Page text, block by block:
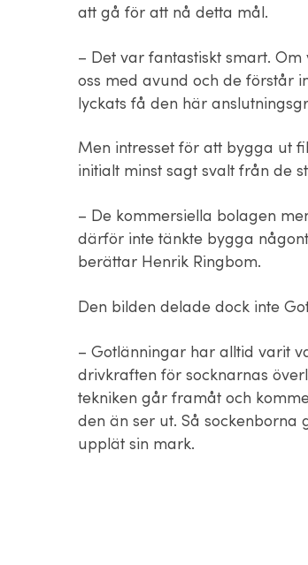
att gå för att nå detta mål.
– Det var fantastiskt smart.
oss med avund och de förstår
lyckats få den här
Men intresset för att bygga ut
initialt minst sagt svalt från de
– De kommersiella bolagen
därför inte tänkte bygga
berättar Henrik Ringbom.
Den bilden delade dock inte
– Gotlänningar har alltid varit
drivkraften för socknarnas
tekniken går framåt och
den än ser ut. Så
upplät sin mark.